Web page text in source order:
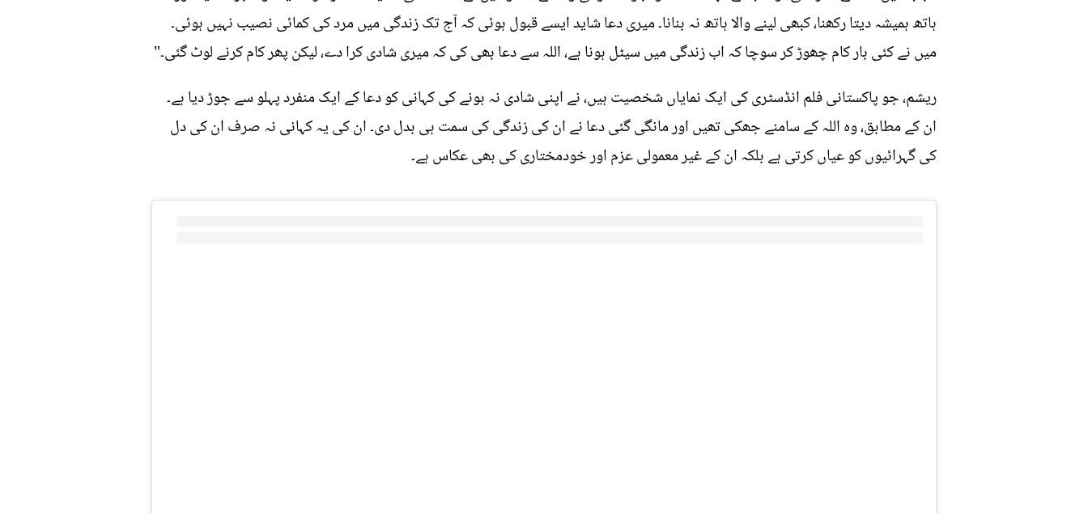
ہاتھ ہمیشہ دیتا رکھنا، کبھی لینے والا ہاتھ نہ بنانا۔ میری دعا شاید ایسے قبول ہوئی کہ آج تک زندگی میں مرد کی کمائی نصیب نہیں ہوئی۔
میں نے کئی بار کام چھوڑ کر سوچا کہ اب زندگی میں سیٹل ہونا ہے، اللہ سے دعا بھی کی کہ میری شادی کرا دے، لیکن پھر کام کرنے لوٹ گئی۔"
ریشم، جو پاکستانی فلم انڈسٹری کی ایک نمایاں شخصیت ہیں، نے اپنی شادی نہ ہونے کی کہانی کو دعا کے ایک منفرد پہلو سے جوڑ دیا ہے۔
ان کے مطابق، وہ اللہ کے سامنے جھکی تھیں اور مانگی گئی دعا نے ان کی زندگی کی سمت ہی بدل دی۔ ان کی یہ کہانی نہ صرف ان کی دل
کی گہرائیوں کو عیاں کرتی ہے بلکہ ان کے غیر معمولی عزم اور خودمختاری کی بھی عکاس ہے۔